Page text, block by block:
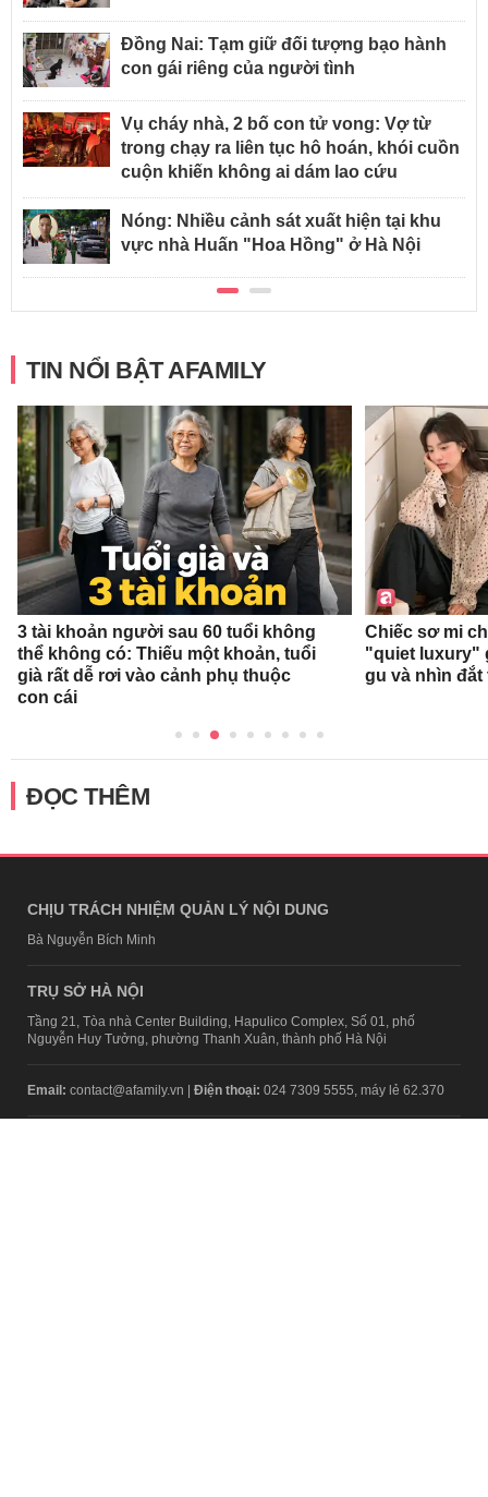
Đồng Nai: Tạm giữ đối tượng bạo hành
con gái riêng của người tình
Vụ cháy nhà, 2 bố con tử vong: Vợ từ
trong chạy ra liên tục hô hoán, khói cuồn
cuộn khiến không ai dám lao cứu
Nóng: Nhiều cảnh sát xuất hiện tại khu
vực nhà Huấn "Hoa Hồng" ở Hà Nội
TIN NỔI BẬT AFAMILY
3 tài khoản người sau 60 tuổi không
thể không có: Thiếu một khoản, tuổi
già rất dễ rơi vào cảnh phụ thuộc
con cái
Chiếc sơ mi
"quiet luxury"
gu và nhìn
ĐỌC THÊM
CHỊU TRÁCH NHIỆM QUẢN LÝ NỘI DUNG
Bà Nguyễn Bích Minh
TRỤ SỞ HÀ NỘI
Tầng 21, Tòa nhà Center Building, Hapulico Complex, Số 01, phố
Nguyễn Huy Tưởng, phường Thanh Xuân, thành phố Hà Nội
Email: contact@afamily.vn | Điện thoại: 024 7309 5555, máy lẻ 62.370